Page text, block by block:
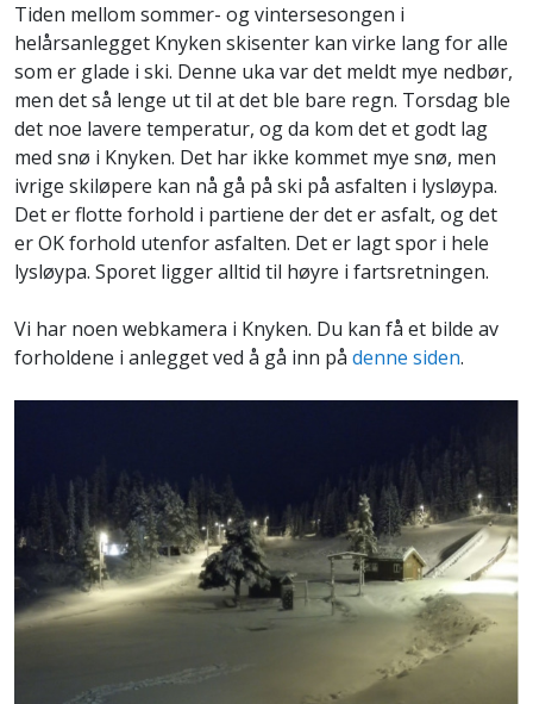
Tiden mellom sommer- og vintersesongen i
helårsanlegget Knyken skisenter kan virke lang for alle
som er glade i ski. Denne uka var det meldt mye nedbør,
men det så lenge ut til at det ble bare regn. Torsdag ble
det noe lavere temperatur, og da kom det et godt lag
med snø i Knyken. Det har ikke kommet mye snø, men
ivrige skiløpere kan nå gå på ski på asfalten i lysløypa.
Det er flotte forhold i partiene der det er asfalt, og det
er OK forhold utenfor asfalten. Det er lagt spor i hele
lysløypa. Sporet ligger alltid til høyre i fartsretningen.
Vi har noen webkamera i Knyken. Du kan få et bilde av
forholdene i anlegget ved å gå inn på denne siden.